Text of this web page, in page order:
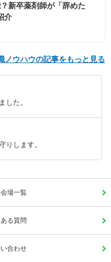
新卒薬剤師が「辞めた
介
ノウハウの記事をもっと見る
した。
りします。
場一覧
ある質問
合わせ